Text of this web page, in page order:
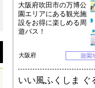
大阪府吹田市の万博公
園エリアにある観光施
設をお得に楽しめる周
遊パス！
大阪府 遊園
いい風ふくしま ぐ